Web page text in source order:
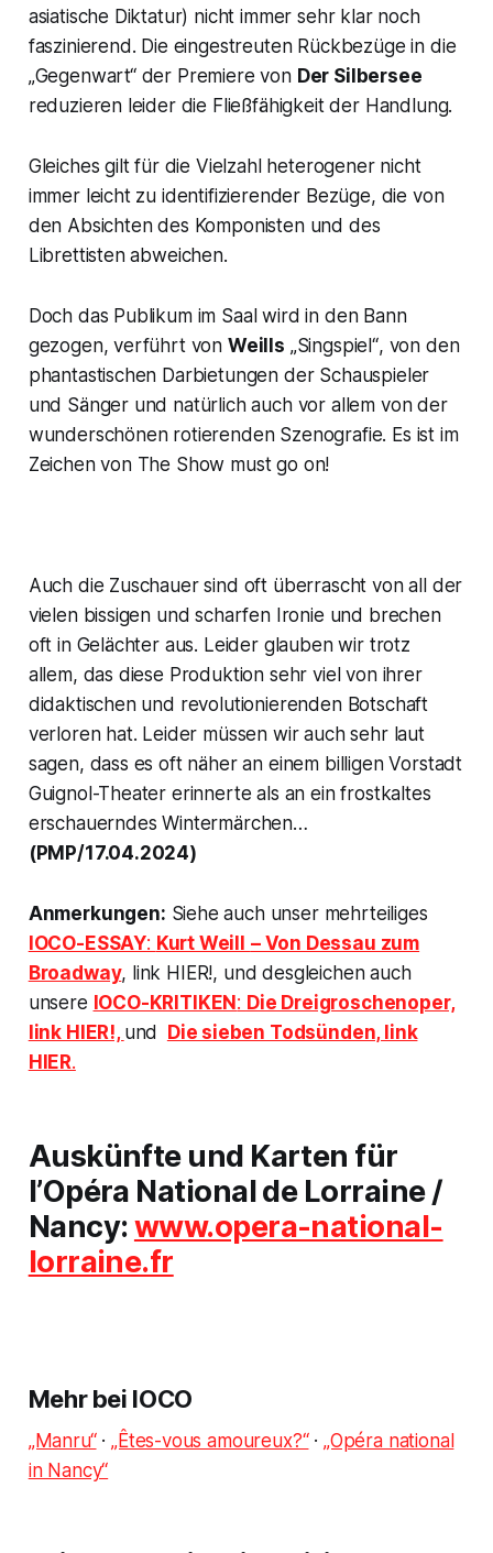
asiatische Diktatur) nicht immer sehr klar noch
faszinierend. Die eingestreuten Rückbezüge in die
„Gegenwart“ der Premiere von Der Silbersee
reduzieren leider die Fließfähigkeit der Handlung.
Gleiches gilt für die Vielzahl heterogener nicht
immer leicht zu identifizierender Bezüge, die von
den Absichten des Komponisten und des
Librettisten abweichen.
Doch das Publikum im Saal wird in den Bann
gezogen, verführt von Weills „Singspiel“, von den
phantastischen Darbietungen der Schauspieler
und Sänger und natürlich auch vor allem von der
wunderschönen rotierenden Szenografie. Es ist im
Zeichen von The Show must go on!
Auch die Zuschauer sind oft überrascht von all der
vielen bissigen und scharfen Ironie und brechen
oft in Gelächter aus. Leider glauben wir trotz
allem, das diese Produktion sehr viel von ihrer
didaktischen und revolutionierenden Botschaft
verloren hat. Leider müssen wir auch sehr laut
sagen, dass es oft näher an einem billigen Vorstadt
Guignol-Theater erinnerte als an ein frostkaltes
erschauerndes Wintermärchen…
(PMP/17.04.2024)
Anmerkungen: Siehe auch unser mehrteiliges
IOCO-ESSAY: Kurt Weill
– Von Dessau zum
Broadway, link HIER!, und desgleichen auch
unsere IOCO-KRITIKEN : Die Dreigroschenoper,
link HIER!, und
Die sieben Todsünden, link
HIER.
Auskünfte und Karten für
l’Opéra National de Lorraine/
Nancy:www.opera-national-
lorraine.fr
Mehr bei IOCO
„Manru“·„Êtes-vous amoureux?“· „Opéra national
in Nancy“